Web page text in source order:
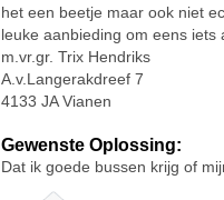
het een beetje maar ook niet
leuke aanbieding om eens
m.vr.gr. Trix Hendriks
A.v.Langerakdreef 7
4133 JA Vianen
Gewenste Oplossing:
Dat ik goede bussen krijg of